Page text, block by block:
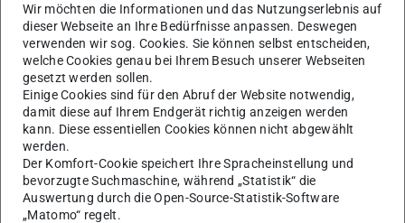
Arbeitsgebiet(e)
A01, A07, B02
Wir möchten die Informationen und das Nutzungserlebnis auf
dieser Webseite an Ihre Bedürfnisse anpassen. Deswegen
verwenden wir sog. Cookies. Sie können selbst entscheiden,
welche Cookies genau bei Ihrem Besuch unserer Webseiten
gesetzt werden sollen.
Einige Cookies sind für den Abruf der Website notwendig,
damit diese auf Ihrem Endgerät richtig anzeigen werden
kann. Diese essentiellen Cookies können nicht abgewählt
werden.
Der Komfort-Cookie speichert Ihre Spracheinstellung und
bevorzugte Suchmaschine, während „Statistik“ die
Auswertung durch die Open-Source-Statistik-Software
„Matomo“ regelt.